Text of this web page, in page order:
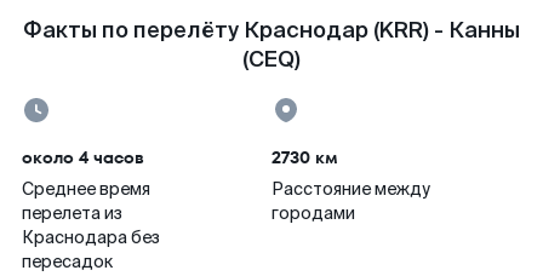
Факты по перелёту Краснодар (KRR) - Канны
(CEQ)
около 4 часов
Среднее время
перелета из
Краснодара без
пересадок
2730 км
Расстояние между
городами